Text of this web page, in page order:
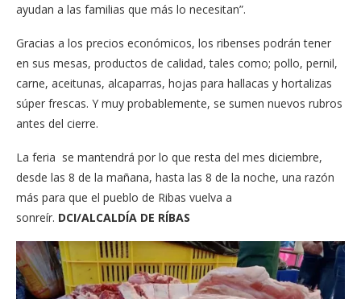
ayudan a las familias que más lo necesitan”.
Gracias a los precios económicos, los ribenses podrán tener
en sus mesas, productos de calidad, tales como; pollo, pernil,
carne, aceitunas, alcaparras, hojas para hallacas y hortalizas
súper frescas. Y muy probablemente, se sumen nuevos rubros
antes del cierre.
La feria se mantendrá por lo que resta del mes diciembre,
desde las 8 de la mañana, hasta las 8 de la noche, una razón
más para que el pueblo de Ribas vuelva a
sonreír. DCI/ALCALDÍA DE RÍBAS